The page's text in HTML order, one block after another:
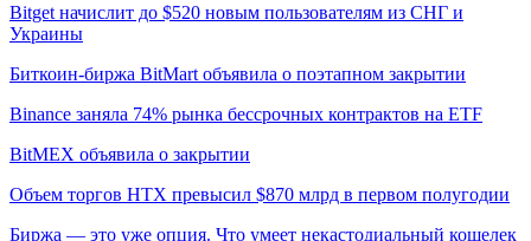
Bitget начислит до $520 новым пользователям из СНГ и
Украины
Биткоин-биржа BitMart объявила о поэтапном закрытии
Binance заняла 74% рынка бессрочных контрактов на ETF
BitMEX объявила о закрытии
Объем торгов HTX превысил $870 млрд в первом полугодии
Биржа — это уже опция. Что умеет некастодиальный кошелек